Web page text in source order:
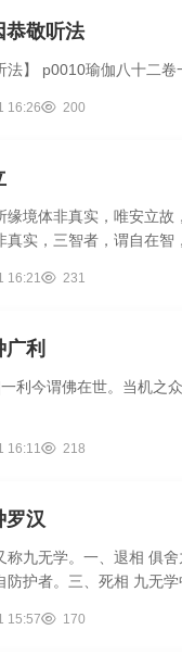
恭敬听法
法】 p0010瑜伽八十二
16:26 200
缘境体非真实，唯安立
真实，三智者，谓自在智
16:21 231
广利
利今谓佛在世。当机之
16:11 218
罗汉
称九无学。一、退相 俱
防护者。三、死相 九无
15:57 170